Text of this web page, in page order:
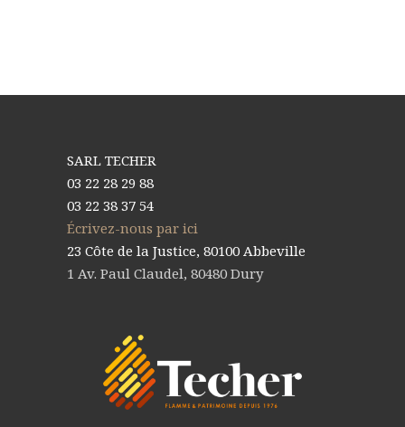
SARL TECHER
03 22 28 29 88
03 22 38 37 54
Écrivez-nous par ici
23 Côte de la Justice, 80100 Abbeville
1 Av. Paul Claudel, 80480 Dury